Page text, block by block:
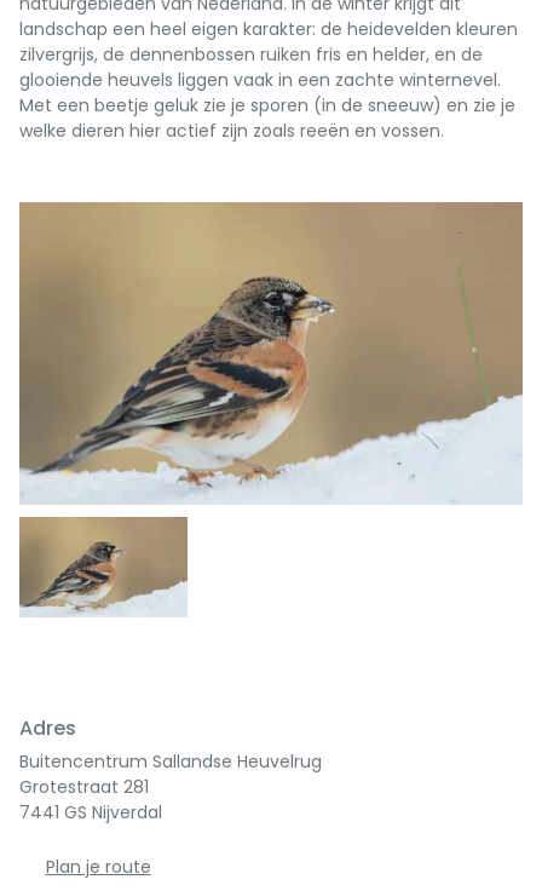
landschap een heel eigen karakter: de heidevelden kleuren
zilvergrijs, de dennenbossen ruiken fris en helder, en de
glooiende heuvels liggen vaak in een zachte winternevel.
Met een beetje geluk zie je sporen (in de sneeuw) en zie je
welke dieren hier actief zijn zoals reeën en vossen.
Adres
Buitencentrum Sallandse Heuvelrug
Grotestraat 281
7441 GS Nijverdal
Plan je route